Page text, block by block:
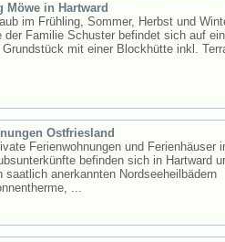
Möwe in Hartward
im Frühling, Sommer, Herbst und
der Familie Schuster befindet sich auf
mit einer Blockhütte inkl.
Ostfriesland
Ferienwohnungen und Ferienhäuser
befinden sich in Hartward
saatlich anerkannten Nordseeheilbädern
...